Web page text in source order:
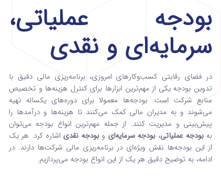
بودجه عملیاتی،
سرمایه‌ای و نقدی
در فضای رقابتی کسب‌وکارهای امروزی، برنامه‌ریزی مالی دقیق با
تدوین بودجه یکی از مهم‌ترین ابزارها برای کنترل هزینه‌ها و تخصیص
منابع شرکت است. بودجه‌ها معمولا برای دوره‌های یکساله تهیه
می‌شوند و به مدیران مالی کمک می‌کنند تا هزینه‌ها و درآمدها را
پیش‌بینی و مدیریت کنند. از جمله مهم‌ترین انواع بودجه می‌توان
بهبودجه عملیاتی، بودجه سرمایه‌ای وبودجه نقدی اشاره کرد. هر یک
از این بودجه‌ها نقش ویژه‌ای در برنامه‌ریزی مالی شرکت‌ها دارند. در
ادامه، به توضیح دقیق هر یک از این انواع بودجه می‌پردازیم.